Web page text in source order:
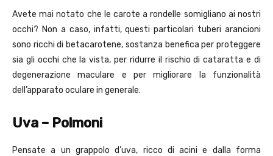
Avete mai notato che le carote a rondelle somigliano ai nostri
occhi? Non a caso, infatti, questi particolari tuberi arancioni
sono ricchi di betacarotene, sostanza benefica per proteggere
sia gli occhi che la vista, per ridurre il rischio di cataratta e di
degenerazione maculare e per migliorare la funzionalità
dell’apparato oculare in generale.
Uva – Polmoni
Pensate a un grappolo d’uva, ricco di acini e dalla forma